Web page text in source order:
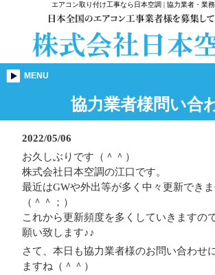
エアコン取り付け工事なら日本空調 | 協力業者・業
MENU
協力業者様問い合
2022/05/06
お久しぶりです（＾＾）
株式会社日本空調の江口です。
最近はGWや外出等が多く中々更新でき
（＾＾；）
これから更新頻度を多くしていきますの
願い致します♪♪
さて、本日も協力業者様のお問い合わせ
ますね（＾＾）